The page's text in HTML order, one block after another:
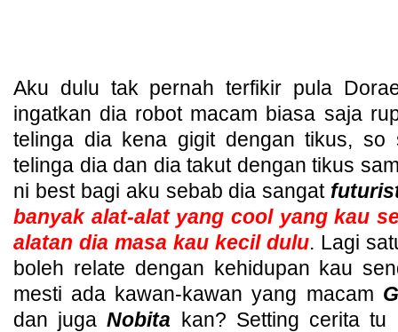
Aku dulu tak pernah terfikir pula
ingatkan dia robot macam biasa saja
telinga dia kena gigit dengan tikus, so
telinga dia dan dia takut dengan tikus
ni best bagi aku sebab dia sangat
banyak alat-alat yang cool yang kau
alatan dia masa kau kecil dulu. Lagi
boleh relate dengan kehidupan kau
mesti ada kawan-kawan yang macam
dan jugaNobita kan? Setting cerita tu